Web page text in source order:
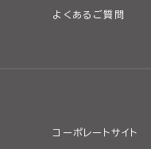
よくあるご質問
コーポレートサイト